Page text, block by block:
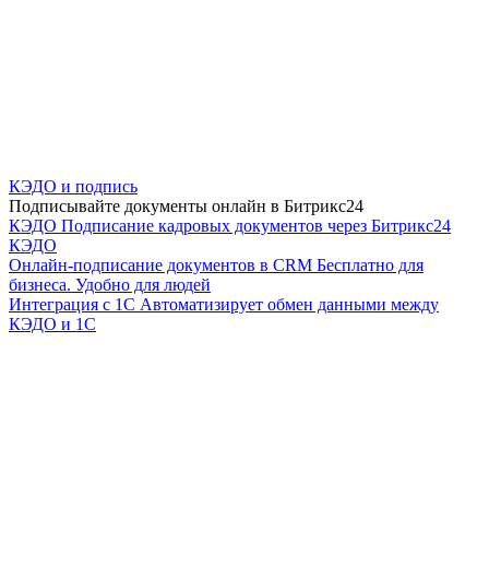
КЭДО и подпись
Подписывайте документы онлайн в Битрикс24
КЭДО Подписание кадровых документов через Битрикс24
КЭДО
Онлайн-подписание документов в CRM Бесплатно для
бизнеса. Удобно для людей
Интеграция с 1С Автоматизирует обмен данными между
КЭДО и 1С